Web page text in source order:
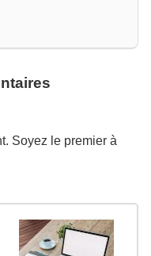
Soyez le premier à